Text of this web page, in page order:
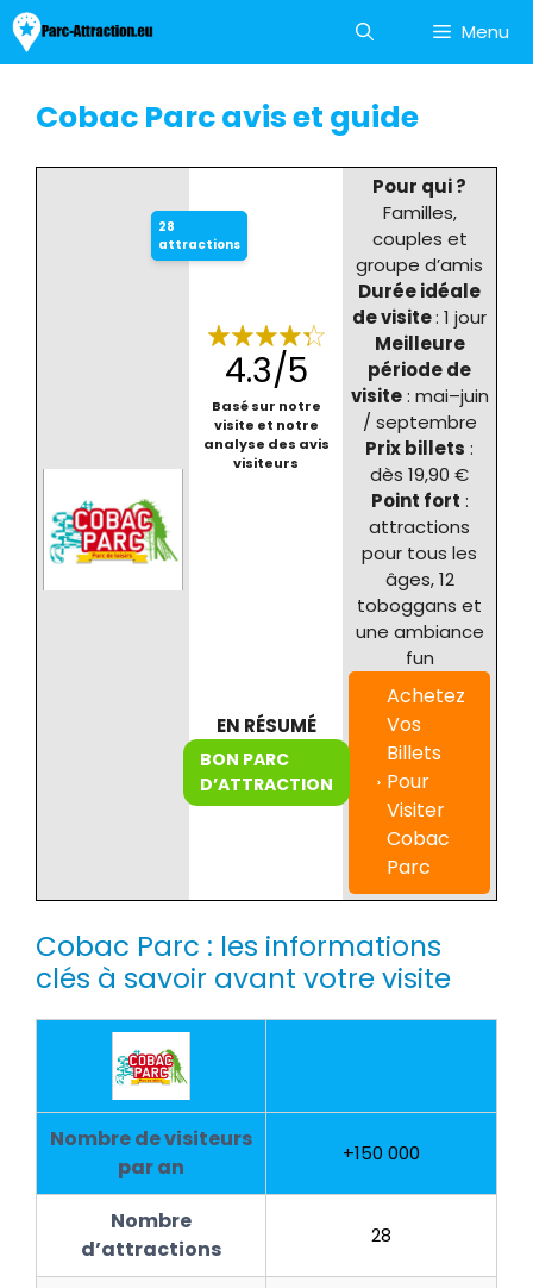
Aller
au
contenu
Menu
Cobac Parc avis et guide
28
attractions
4.3/5
Basé sur notre
visite et notre
analyse des avis
visiteurs
Pour qui ?
Familles,
couples et
groupe d’amis
Durée idéale
de visite: 1 jour
Meilleure
période de
visite: mai–juin
/ septembre
Prix billets :
dès 19,90 €
Point fort :
attractions
pour tous les
âges, 12
toboggans et
une ambiance
fun
Achetez
Vos
Billets
Pour
Visiter
Cobac
Parc
EN RÉSUMÉ
BON PARC
D’ATTRACTION
Cobac Parc : les informations
clés à savoir avant votre visite
Nombre de visiteurs
par an
+150 000
Nombre
d’attractions
28